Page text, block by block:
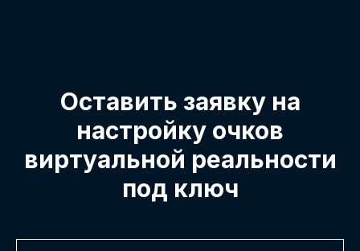
Оставить заявку на
настройку очков
виртуальной реальности
под ключ